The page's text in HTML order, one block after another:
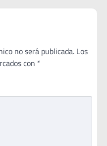
no será publicada. Los
con *